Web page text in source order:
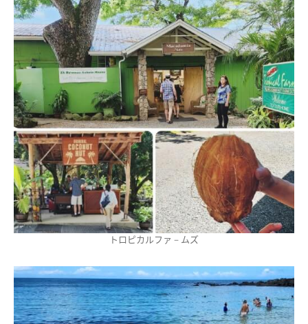
トロピカルファ－ムズ